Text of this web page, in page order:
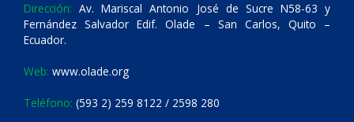
Dirección: Av. Mariscal Antonio José de Sucre N58-63 y
Fernández Salvador Edif. Olade – San Carlos, Quito –
Ecuador.
Web: www.olade.org
Teléfono: (593 2) 259 8122 / 2598 280